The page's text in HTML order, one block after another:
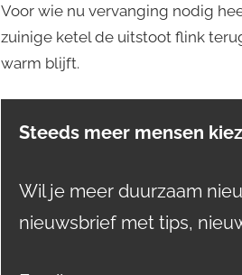
Voor wie nu vervanging nodig
zuinige ketel de uitstoot flink
warm blijft.
Steeds meer mensen
Wil je meer duurzaam
nieuwsbrief met tips,